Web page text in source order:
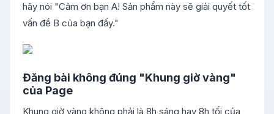
hãy nói "Cảm ơn bạn A! Sản phẩm này sẽ giải quyết tốt
vấn đề B của bạn đấy."
Đăng bài không đúng "Khung giờ vàng"
của Page
Khung giờ vàng không phải là 8h sáng hay 8h tối của